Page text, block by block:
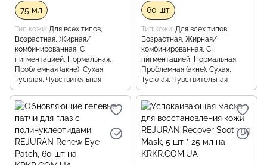
75 мл
Тип кожи Для всех типов,
Возрастная, Жирная/
комбинированная, С
пигментацией, Нормальная,
Проблемная (акне), Сухая,
Тусклая, Чувствительная
60 шт
Тип кожи Для всех типов,
Возрастная, Жирная/
комбинированная, С
пигментацией, Нормальная,
Проблемная (акне), Сухая,
Тусклая, Чувствительная